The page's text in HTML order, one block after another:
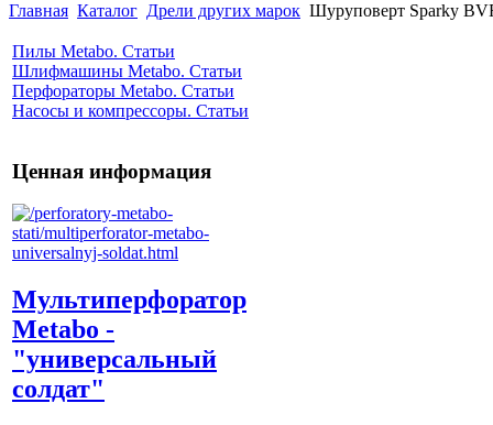
Главная Каталог Дрели других марок Шуруповерт Sparky
Пилы Metabo. Статьи
Шлифмашины Metabo. Статьи
Перфораторы Metabo. Статьи
Насосы и компрессоры. Статьи
Ценная информация
Мультиперфоратор
Metabo -
"универсальный
солдат"